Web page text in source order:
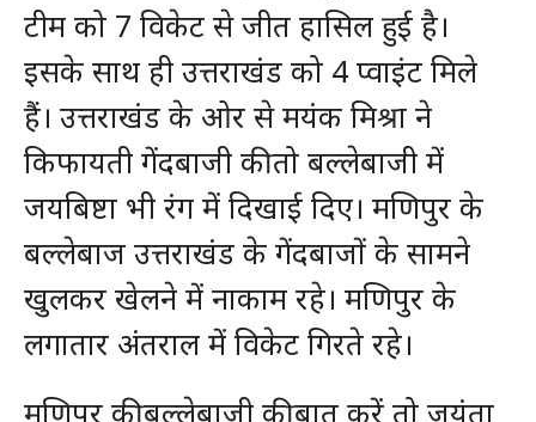
टीम को 7 विकेट से जीत हासिल हुई है।
इसके साथ ही उत्तराखंड को 4 प्वाइंट मिले
हैं। उत्तराखंड के ओर से मयंक मिश्रा ने
किफायती गेंदबाजी की तो बल्लेबाजी में
जयबिष्टा भी रंग में दिखाई दिए। मणिपुर के
बल्लेबाज उत्तराखंड के गेंदबाजों के सामने
खुलकर खेलने में नाकाम रहे। मणिपुर के
लगातार अंतराल में विकेट गिरते रहे।
मणिपुर की बल्लेबाजी की बात करें तो जयंता